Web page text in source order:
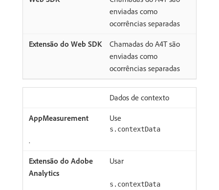
enviadas como
ocorrências separadas
Chamadas do A4T são
enviadas como
ocorrências separadas
Dados de contexto
Use
s.contextData
.
Usar
s.contextData